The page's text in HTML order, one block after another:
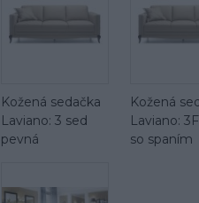
Kožená sedačka
Laviano: 3 sed
pevná
Kožená
Laviano:
so spaním